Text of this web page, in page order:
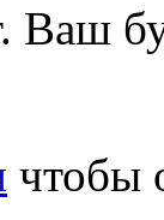
Ваш
чтобы